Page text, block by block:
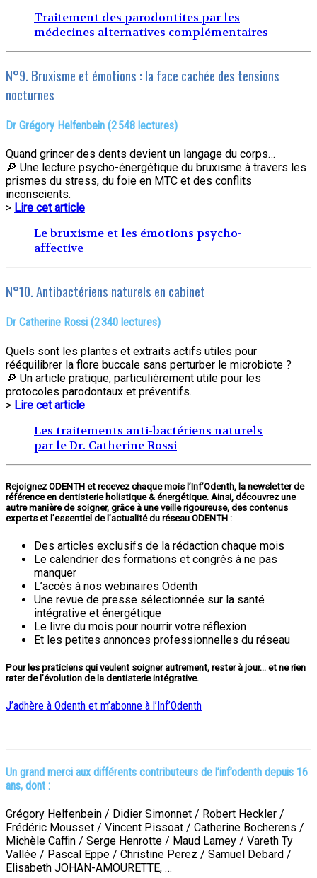
Traitement des parodontites par les
médecines alternatives complémentaires
N°9. Bruxisme et émotions : la face cachée des tensions
nocturnes
Dr Grégory Helfenbein (2 548 lectures)
Quand grincer des dents devient un langage du corps…
🔎 Une lecture psycho-énergétique du bruxisme à travers les
prismes du stress, du foie en MTC et des conflits
inconscients.
> Lire cet article
Le bruxisme et les émotions psycho-
affective
N°10. Antibactériens naturels en cabinet
Dr Catherine Rossi (2 340 lectures)
Quels sont les plantes et extraits actifs utiles pour
rééquilibrer la flore buccale sans perturber le microbiote ?
🔎 Un article pratique, particulièrement utile pour les
protocoles parodontaux et préventifs.
> Lire cet article
Les traitements anti-bactériens naturels
par le Dr. Catherine Rossi
Rejoignez ODENTH et recevez chaque mois l’Inf’Odenth, la newsletter de
référence en dentisterie holistique & énergétique. Ainsi, découvrez une
autre manière de soigner, grâce à une veille rigoureuse, des contenus
experts et l’essentiel de l’actualité du réseau ODENTH :
Des articles exclusifs de la rédaction chaque mois
Le calendrier des formations et congrès à ne pas
manquer
L’accès à nos webinaires Odenth
Une revue de presse sélectionnée sur la santé
intégrative et énergétique
Le livre du mois pour nourrir votre réflexion
Et les petites annonces professionnelles du réseau
Pour les praticiens qui veulent soigner autrement, rester à jour… et ne rien
rater de l’évolution de la dentisterie intégrative.
J’adhère à Odenth et m’abonne à l’Inf’Odenth
Un grand merci aux différents contributeurs de l’inf’odenth depuis 16
ans, dont :
Grégory Helfenbein / Didier Simonnet / Robert Heckler /
Frédéric Mousset / Vincent Pissoat / Catherine Bocherens /
Michèle Caffin / Serge Henrotte / Maud Lamey / Vareth Ty
Vallée / Pascal Eppe / Christine Perez / Samuel Debard /
Elisabeth JOHAN-AMOURETTE, …